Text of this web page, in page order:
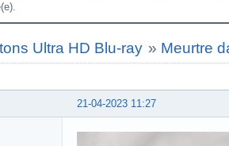
Ultra HD Blu-ray » Meurtre
21-04-2023 11:27